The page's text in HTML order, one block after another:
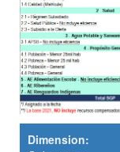
Dimension: